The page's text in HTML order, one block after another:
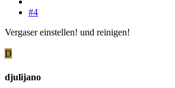
#4
Vergaser einstellen! und reinigen!
D
djulijano